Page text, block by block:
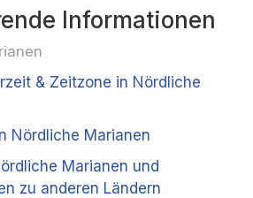
Informationen
& Zeitzone in Nördliche
Nördliche Marianen
Marianen und
zu anderen Ländern